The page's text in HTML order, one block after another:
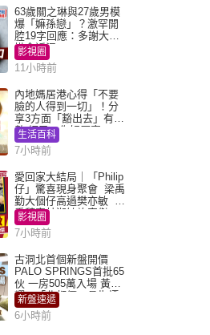
63歲關之琳與27歲男模
爆「嫲孫戀」？激罕開
腔19字回應：多謝大家
掛念近況
影視圈
11小時前
內地媽居港心得「不要
臉的人得到一切」！分
享3方面「豁出去」有著
數 網民：你好厲害
生活百科
7小時前
愛回家大結局｜「Philip
仔」驚喜現身聚會 梁禹
勤大個仔高過樊亦敏 超
乖黐實林淑敏許家傑
影視圈
7小時前
古洞北首個新盤開價
PALO SPRINGS首批65
伙 一房505萬入場 黃光
耀：「北都價」具指標
作用
新盤速遞
6小時前